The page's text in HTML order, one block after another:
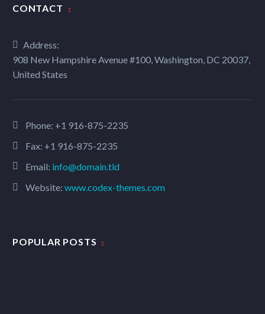
CONTACT
Address:
908 New Hampshire Avenue #100, Washington, DC 20037,
United States
Phone: +1 916-875-2235
Fax: +1 916-875-2235
Email: info@domain.tld
Website: www.codex-themes.com
POPULAR POSTS